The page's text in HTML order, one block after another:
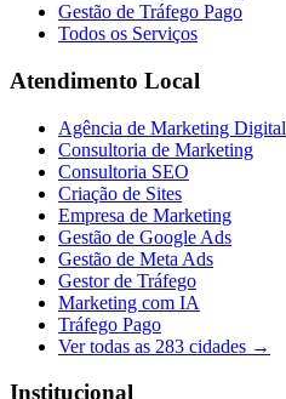
Gestão de Tráfego Pago
Todos os Serviços
Atendimento Local
Agência de Marketing Digital
Consultoria de Marketing
Consultoria SEO
Criação de Sites
Empresa de Marketing
Gestão de Google Ads
Gestão de Meta Ads
Gestor de Tráfego
Marketing com IA
Tráfego Pago
Ver todas as 283 cidades →
Institucional